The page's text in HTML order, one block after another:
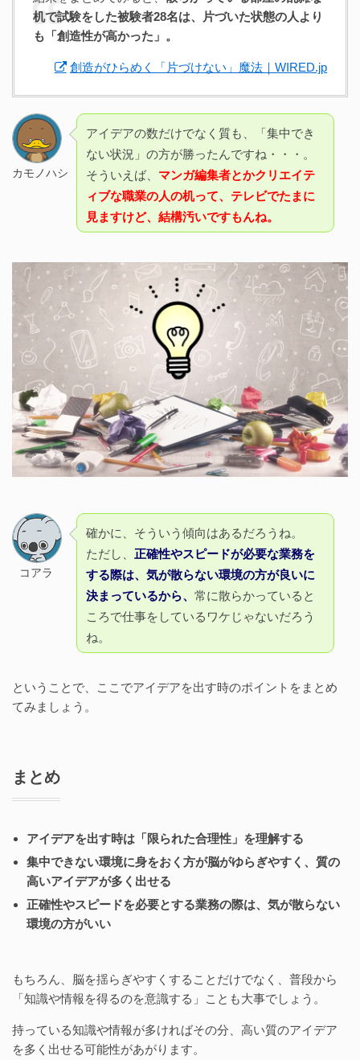
机で試験をした被験者28名は、片づいた状態の人より
も「創造性が高かった」。
創造がひらめく「片づけない」魔法｜WIRED.jp
カモノハシ
アイデアの数だけでなく質も、「集中でき
ない状況」の方が勝ったんですね・・・。
そういえば、 マンガ編集者とかクリエイテ
ィブな職業の人の机って、テレビでたまに
見ますけど、結構汚いですもんね。
コアラ
確かに、そういう傾向はあるだろうね。
ただし、 正確性やスピードが必要な業務を
する際は、気が散らない環境の方が良いに
決まっているから、 常に散らかっていると
ころで仕事をしているワケじゃないだろう
ね。
ということで、ここでアイデアを出す時のポイントをまとめ
てみましょう。
まとめ
アイデアを出す時は「限られた合理性」を理解する
集中できない環境に身をおく方が脳がゆらぎやすく、質の
高いアイデアが多く出せる
正確性やスピードを必要とする業務の際は、気が散らない
環境の方がいい
もちろん、脳を揺らぎやすくすることだけでなく、普段から
「知識や情報を得るのを意識する」ことも大事でしょう。
持っている知識や情報が多ければその分、高い質のアイデア
を多く出せる可能性があがります。